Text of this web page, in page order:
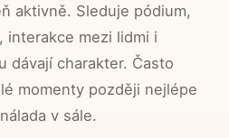
aktivně. Sleduje pódium,
interakce mezi lidmi i
dávají charakter. Často
momenty později nejlépe
v sále.